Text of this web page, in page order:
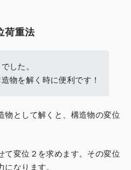
荷重法
した。
物を解く時に便利です！
物として解くと、構造物の変位
て変位２を求めます。その変位
なります。